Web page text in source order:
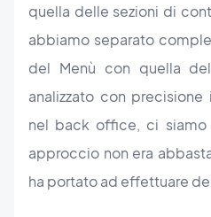
quella delle sezioni di
abbiamo separato
del Menù con quella
analizzato con
nel back office, ci
approccio non era
ha portato ad effettuare